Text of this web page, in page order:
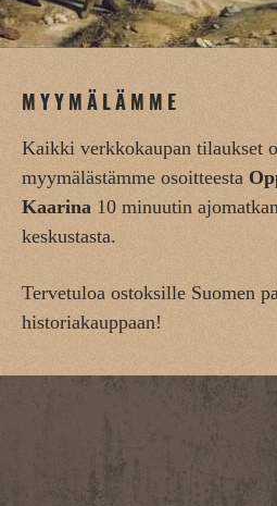
MYYMÄLÄMME
Kaikki verkkokaupan tilaukset
myymälästämme osoitteesta
Kaarina 10 minuutin
keskustasta.
Tervetuloa ostoksille Suomen
historiakauppaan!